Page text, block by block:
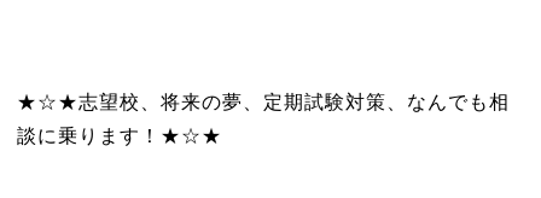
★☆★志望校、将来の夢、定期試験対策、なんでも相
談に乗ります！★☆★